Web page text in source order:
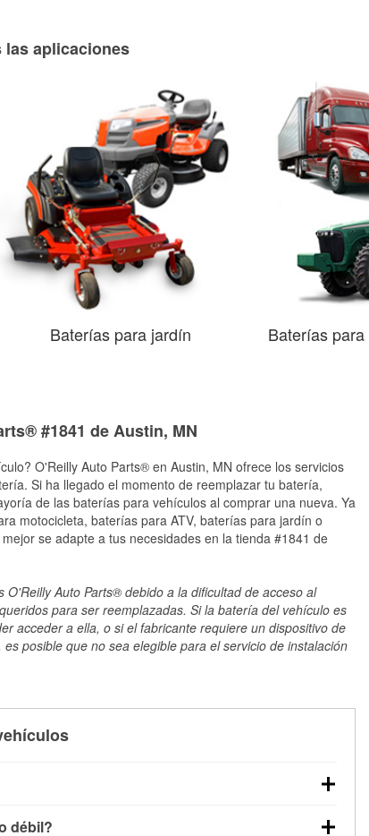
las aplicaciones
Baterías para jardín Baterías
#1841 de Austin, MN
O'Reilly Auto Parts® en Austin, MN ofrece los servicios
Si ha llegado el momento de reemplazar tu batería,
de las baterías para vehículos al comprar una nueva. Ya
motocicleta, baterías para ATV, baterías para jardín o
se adapte a tus necesidades en la tienda #1841 de
Auto Parts® debido a la dificultad de acceso al
para ser reemplazadas. Si la batería del vehículo es
acceder a ella, o si el fabricante requiere un dispositivo de
posible que no sea elegible para el servicio de instalación
débil?